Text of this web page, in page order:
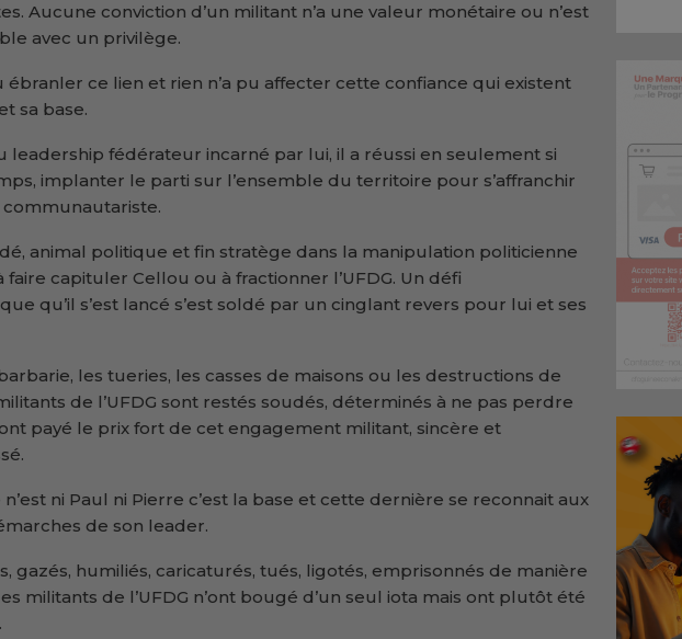
Aucune conviction d’un militant n’a une valeur monétaire ou n’est
avec un privilège.
ébranler ce lien et rien n’a pu affecter cette confiance qui existent
sa base.
leadership fédérateur incarné par lui, il a réussi en seulement si
implanter le parti sur l’ensemble du territoire pour s’affranchir
animal politique et fin stratège dans la manipulation politicienne
faire capituler Cellou ou à fractionner l’UFDG. Un défi
qu’il s’est lancé s’est soldé par un cinglant revers pour lui et ses
les tueries, les casses de maisons ou les destructions de
de l’UFDG sont restés soudés, déterminés à ne pas perdre
payé le prix fort de cet engagement militant, sincère et
n’est ni Paul ni Pierre c’est la base et cette dernière se reconnait aux
de son leader.
gazés, humiliés, caricaturés, tués, ligotés, emprisonnés de manière
militants de l’UFDG n’ont bougé d’un seul iota mais ont plutôt été